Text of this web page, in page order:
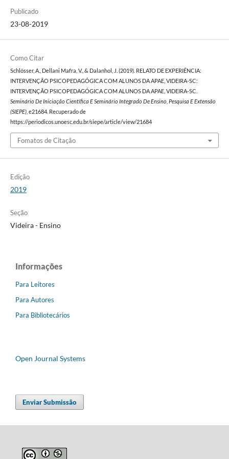
Publicado
23-08-2019
Como Citar
Schlösser, A., Dellani Mafra, V., & Dalanhol, J. (2019). RELATO DE EXPERIÊNCIA:
INTERVENÇÃO PSICOPEDAGÓGICA COM ALUNOS DA APAE, VIDEIRA-SC:
INTERVENÇÃO PSICOPEDAGÓGICA COM ALUNOS DA APAE, VIDEIRA-SC.
Seminário De Iniciação Científica E Seminário Integrado De Ensino, Pesquisa E Extensão
(SIEPE), e21684. Recuperado de
https://periodicos.unoesc.edu.br/siepe/article/view/21684
Fomatos de Citação
Edição
2019
Seção
Videira - Ensino
Informações
Para Leitores
Para Autores
Para Bibliotecários
Open Journal Systems
Enviar Submissão